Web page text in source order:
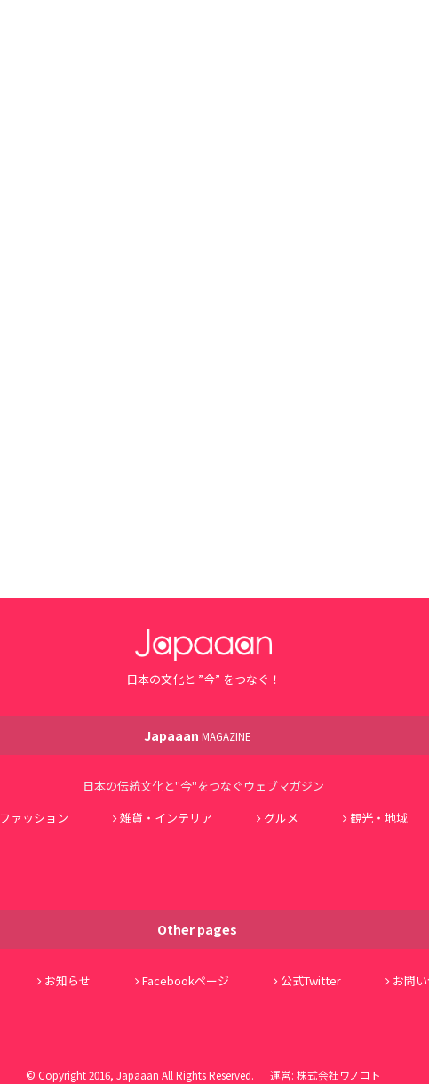
日本の文化と ”今” をつなぐ！
Japaaan MAGAZINE
日本の伝統文化と"今"をつなぐウェブマガジン
ファッション 雑貨・インテリア グルメ 観光・地域
Other pages
お知らせ Facebookページ 公式Twitter お問
© Copyright 2016, Japaaan All Rights Reserved. 運営: 株式会社ワノコト